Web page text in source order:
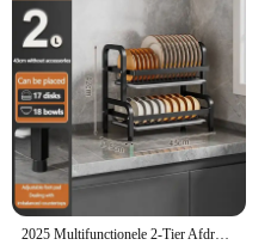
2025 Multifunctionele 2-Tier Afdruiprek Keukenbenodigdheden Opbergrek Afdruiprek met Eetstokjes/Messen/Snijplank Houder